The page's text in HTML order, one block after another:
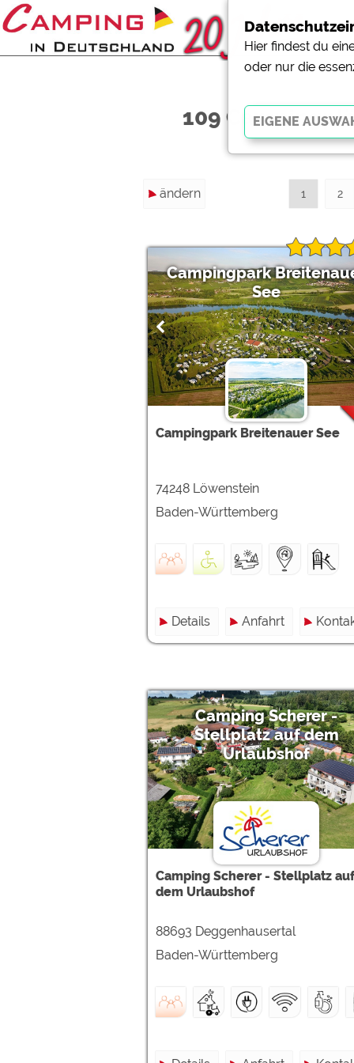
109
ändern 1 2
Campingpark
See
Campingpark Breitenauer See
74248 Löwenstein
Baden-Württemberg
Details Anfahrt
Camping Scherer -
Stellplatz auf dem
Urlaubshof
Camping Scherer - Stellplatz auf
dem Urlaubshof
88693 Deggenhausertal
Baden-Württemberg
Hier findest du
oder nur die
Essenziell
Essenzielle Cookies
der Website dringend
Externe Medien
YouTube (Videos von
Campingplatzvorschau
Campingplätzen)
Google Maps
Google reCAPTCHA
Statistiken
Google Analytics
Marketing
Google Ads
Google Remarketing